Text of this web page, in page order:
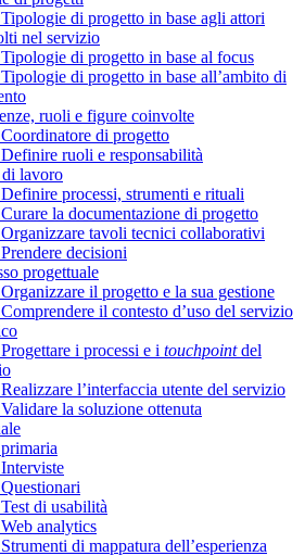
di progetto in base agli attori
nel servizio
di progetto in base al focus
di progetto in base all’ambito di
ruoli e figure coinvolte
di progetto
ruoli e responsabilità
lavoro
processi, strumenti e rituali
la documentazione di progetto
tavoli tecnici collaborativi
decisioni
progettuale
il progetto e la sua gestione
il contesto d’uso del servizio
i processi e i touchpointdel
l’interfaccia utente del servizio
la soluzione ottenuta
di usabilità
analytics
di mappatura dell’esperienza